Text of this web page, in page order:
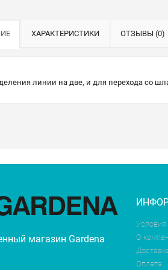
ХАРАКТЕРИСТИКИ ОТЗЫВЫ (0)
линии на две, и для перехода со
магазин Gardena
Условия
О
Оплата